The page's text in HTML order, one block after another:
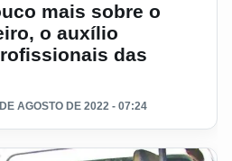
mais sobre o
o auxílio
das
AGOSTO DE 2022 - 07:24